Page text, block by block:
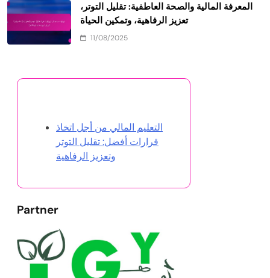
المعرفة المالية والصحة العاطفية: تقليل التوتر،
تعزيز الرفاهية، وتمكين الحياة
11/08/2025
التعليم المالي من أجل اتخاذ
قرارات أفضل: تقليل التوتر
وتعزيز الرفاهية
Partner